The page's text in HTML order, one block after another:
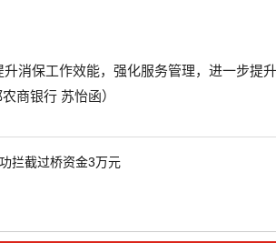
消保工作效能，强化服务管理，进一步提
商银行 苏怡函）
拦截过桥资金3万元